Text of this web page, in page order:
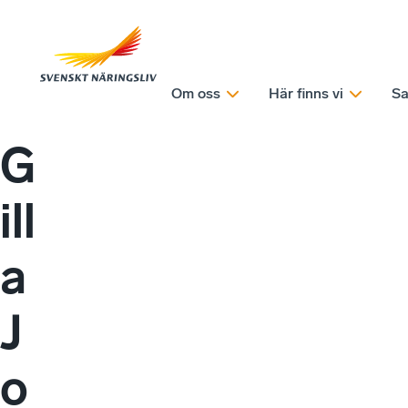
Om oss Här finns vi
G
ill
a
J
o